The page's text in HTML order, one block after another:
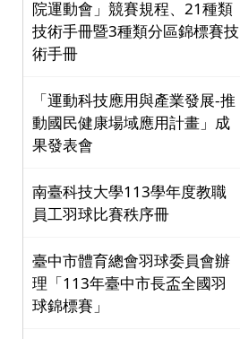
院運動會」競賽規程、21種類
技術手冊暨3種類分區錦標賽技
術手冊
「運動科技應用與產業發展-推
動國民健康場域應用計畫」成
果發表會
南臺科技大學113學年度教職
員工羽球比賽秩序冊
臺中市體育總會羽球委員會辦
理「113年臺中市長盃全國羽
球錦標賽」